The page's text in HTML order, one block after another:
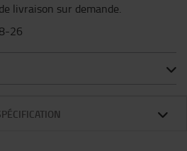
livraison sur demande.
26